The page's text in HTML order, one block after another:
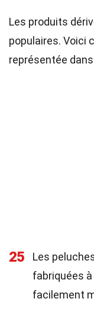
Les produits
populaires. Voici
représentée
25
Les
fabriquées
facilement